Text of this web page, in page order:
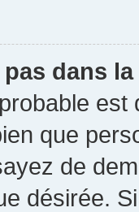
pas dans
est
que
de
désirée.